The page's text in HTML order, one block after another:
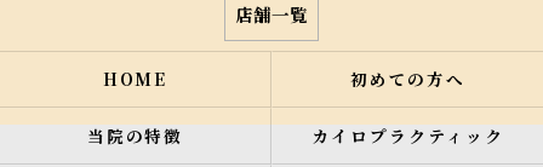
店舗一覧
HOME 初めての方へ
当院の特徴 カイロプラクティック